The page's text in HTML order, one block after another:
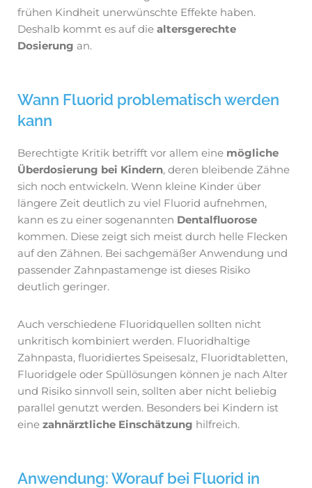
frühen Kindheit unerwünschte Effekte haben.
Deshalb kommt es auf die altersgerechte
Dosierung an.
Wann Fluorid problematisch werden
kann
Berechtigte Kritik betrifft vor allem eine mögliche
Überdosierung bei Kindern, deren bleibende Zähne
sich noch entwickeln. Wenn kleine Kinder über
längere Zeit deutlich zu viel Fluorid aufnehmen,
kann es zu einer sogenannten Dentalfluorose
kommen. Diese zeigt sich meist durch helle Flecken
auf den Zähnen. Bei sachgemäßer Anwendung und
passender Zahnpastamenge ist dieses Risiko
deutlich geringer.
Auch verschiedene Fluoridquellen sollten nicht
unkritisch kombiniert werden. Fluoridhaltige
Zahnpasta, fluoridiertes Speisesalz, Fluoridtabletten,
Fluoridgele oder Spüllösungen können je nach Alter
und Risiko sinnvoll sein, sollten aber nicht beliebig
parallel genutzt werden. Besonders bei Kindern ist
eine zahnärztliche Einschätzung hilfreich.
Anwendung: Worauf bei Fluorid in